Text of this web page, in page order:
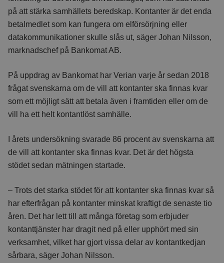
på att stärka samhällets beredskap. Kontanter är det enda
betalmedlet som kan fungera om elförsörjning eller
datakommunikationer skulle slås ut, säger Johan Nilsson,
marknadschef på Bankomat AB.
På uppdrag av Bankomat har Verian varje år sedan 2018
frågat svenskarna om de vill att kontanter ska finnas kvar
som ett möjligt sätt att betala även i framtiden eller om de
vill ha ett helt kontantlöst samhälle.
I årets undersökning svarade 86 procent av svenskarna att
de vill att kontanter ska finnas kvar. Det är det högsta
stödet sedan mätningen startade.
– Trots det starka stödet för att kontanter ska finnas kvar så
har efterfrågan på kontanter minskat kraftigt de senaste tio
åren. Det har lett till att många företag som erbjuder
kontanttjänster har dragit ned på eller upphört med sin
verksamhet, vilket har gjort vissa delar av kontantkedjan
sårbara, säger Johan Nilsson.